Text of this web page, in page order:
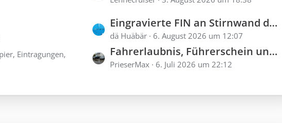
e
t
ä
e
e
Eintragungen,
L
e
t
z
e
Eingravierte FIN an Stirnwand durch Blechschild ersetzen
dä Huäbär 6. August 2026 um 12:07
Fahrerlaubnis, Führerschein und Lappen
PrieserMax 6. Juli 2026 um 22:12